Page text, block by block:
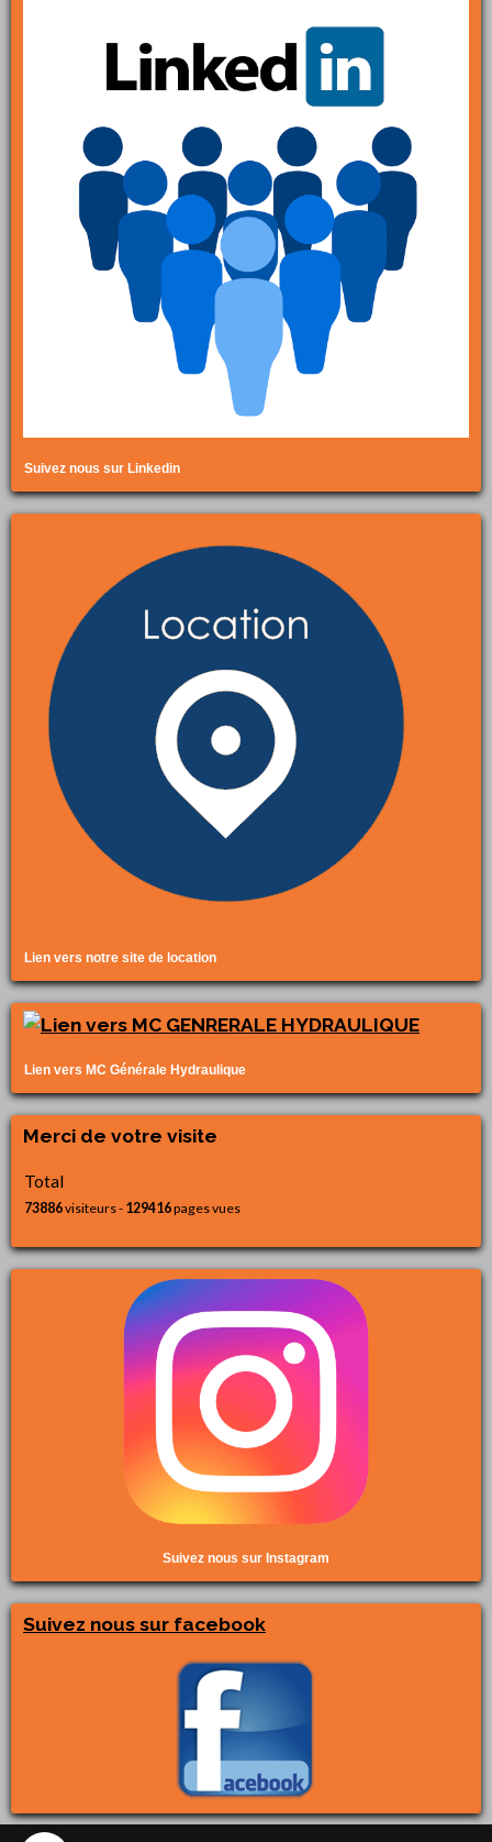
Suivez nous sur Linkedin
Lien vers notre site de location
Lien vers MC Générale Hydraulique
Merci de votre visite
Total
73886visiteurs - 129416pages vues
Suivez nous sur Instagram
Suivez nous sur facebook